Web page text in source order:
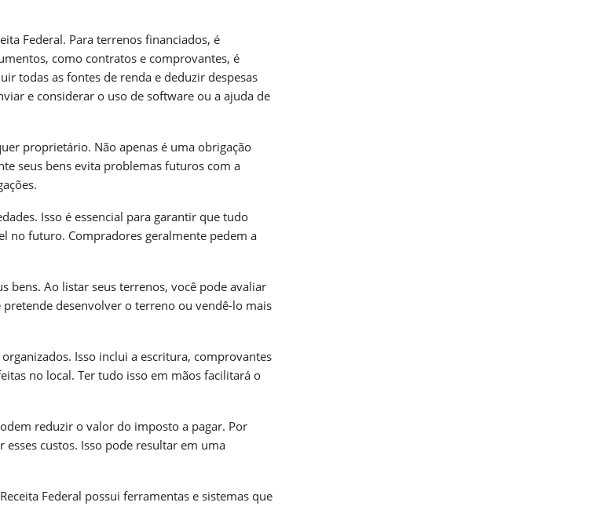
Federal. Para terrenos financiados, é
como contratos e comprovantes, é
todas as fontes de renda e deduzir despesas
e considerar o uso de software ou a ajuda de
proprietário. Não apenas é uma obrigação
seus bens evita problemas futuros com a
Isso é essencial para garantir que tudo
no futuro. Compradores geralmente pedem a
bens. Ao listar seus terrenos, você pode avaliar
desenvolver o terreno ou vendê-lo mais
Isso inclui a escritura, comprovantes
no local. Ter tudo isso em mãos facilitará o
reduzir o valor do imposto a pagar. Por
custos. Isso pode resultar em uma
Federal possui ferramentas e sistemas que